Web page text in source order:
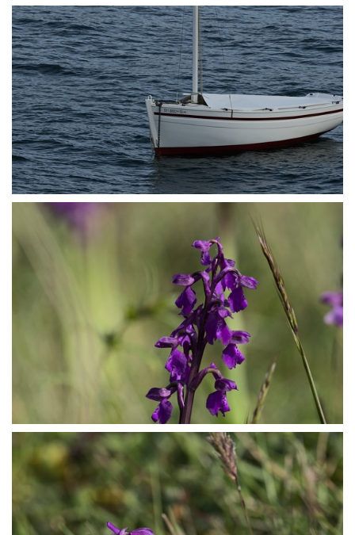
P5027430
P5027444